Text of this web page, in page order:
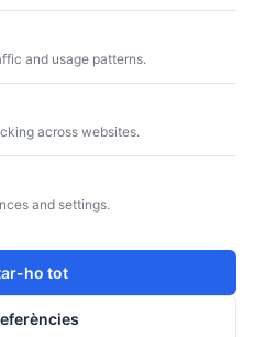
Sant Just Desvern,
and usage patterns.
across websites.
and settings.
ho tot